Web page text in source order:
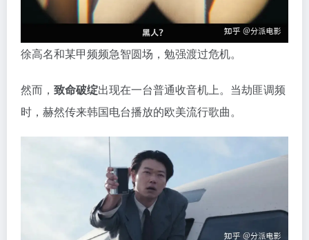
徐高名和某甲频频急智圆场，勉强渡过危机。
然而， 致命破绽出现在一台普通收音机上。当劫匪调频
时，赫然传来韩国电台播放的欧美流行歌曲。